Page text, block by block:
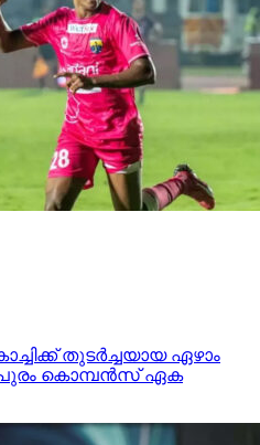
തുടര്‍ച്ചയായ ഏഴാം
കൊമ്പന്‍സ് ഏക